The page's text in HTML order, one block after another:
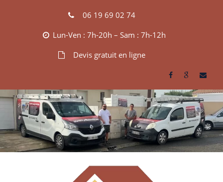
06 19 69 02 74
Lun-Ven : 7h-20h – Sam : 7h-12h
Devis gratuit en ligne